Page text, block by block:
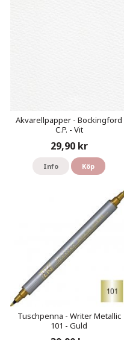
Akvarellpapper - Bockingford
C.P. - Vit
29,90 kr
Info Köp
Tuschpenna - Writer Metallic
101 - Guld